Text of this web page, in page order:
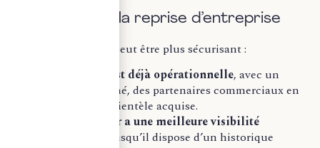
Les atouts de la reprise d’entreprise
Le choix du rachat peut être plus sécurisant :
La structure est déjà opérationnelle, avec un
personnel formé, des partenaires commerciaux en
place et une clientèle acquise.
L’entrepreneur a une meilleure visibilité
, puisqu’il dispose d’un historique